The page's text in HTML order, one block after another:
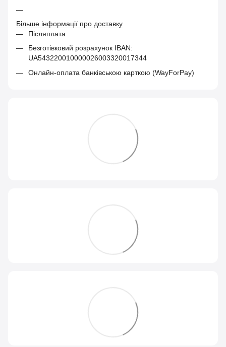
Більше інформації про доставку
Післяплата
Безготівковий розрахунок IBAN:
UA543220010000026003320017344
Онлайн-оплата банківською карткою (WayForPay)